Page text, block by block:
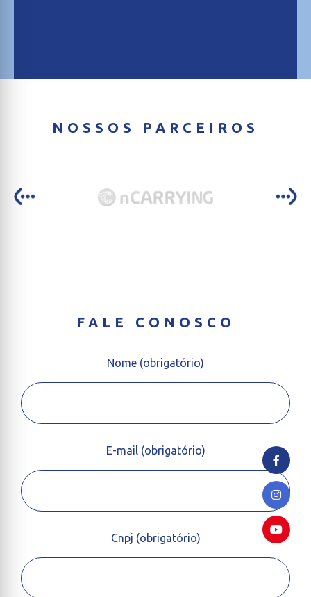
NOSSOS PARCEIROS
FALE CONOSCO
Nome (obrigatório)
E-mail (obrigatório)
Cnpj (obrigatório)